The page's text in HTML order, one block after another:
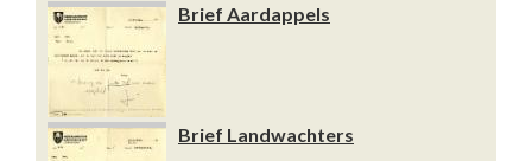
Brief Aardappels
Brief Landwachters